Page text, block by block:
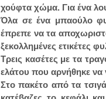
χούφτα χώμα. Για ένα
Όλα σε ένα μπαούλο
έπρεπε να τα
ξεκολλημένες ετικέτες
Τρεις κασέτες με τα
ελάτου που αρνήθηκε να
Στο πακέτο από τα